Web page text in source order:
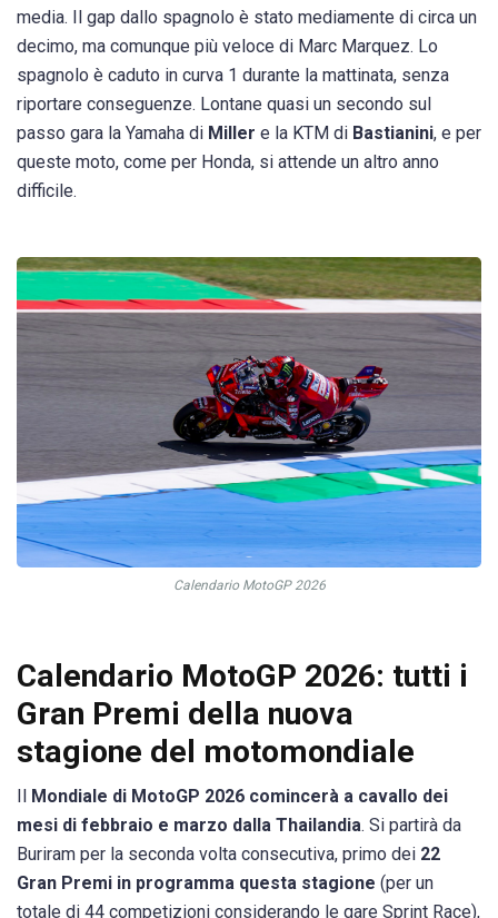
media. Il gap dallo spagnolo è stato mediamente di circa un
decimo, ma comunque più veloce di Marc Marquez. Lo
spagnolo è caduto in curva 1 durante la mattinata, senza
riportare conseguenze. Lontane quasi un secondo sul
passo gara la Yamaha di Miller e la KTM di Bastianini, e per
queste moto, come per Honda, si attende un altro anno
difficile.
Calendario MotoGP 2026
Calendario MotoGP 2026: tutti i
Gran Premi della nuova
stagione del motomondiale
Il Mondiale di MotoGP 2026 comincerà a cavallo dei
mesi di febbraio e marzo dalla Thailandia. Si partirà da
Buriram per la seconda volta consecutiva, primo dei 22
Gran Premi in programma questa stagione (per un
totale di 44 competizioni considerando le gare Sprint Race),